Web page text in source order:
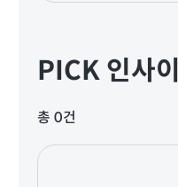
PICK 인사
총 0건